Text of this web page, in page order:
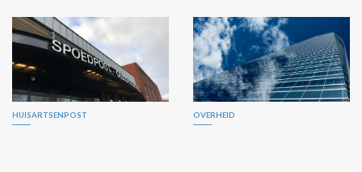
HUISARTSENPOST OVERHEID